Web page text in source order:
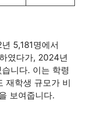
5,181명에서
였다가, 2024년
니다. 이는 학령
재학생 규모가 비
보여줍니다.